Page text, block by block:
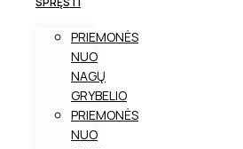
PRIEMONĖS
NUO
NAGŲ
GRYBELIO
PRIEMONĖS
NUO